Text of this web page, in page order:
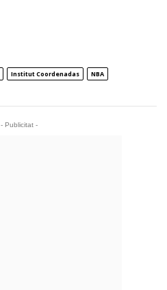
Institut Coordenadas
NBA
- Publicitat -